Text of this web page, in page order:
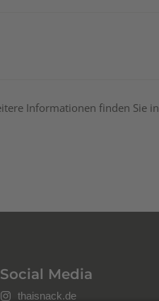
Informationen finden Sie in
Social Media
thaisnack.de